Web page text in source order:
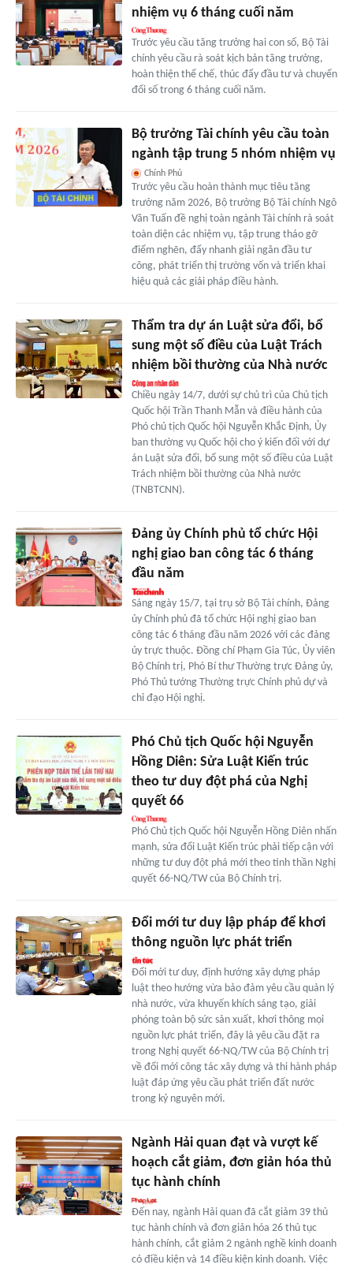
nhiệm vụ 6 tháng cuối năm
Trước yêu cầu tăng trưởng hai con số, Bộ Tài
chính yêu cầu rà soát kịch bản tăng trưởng,
hoàn thiện thể chế, thúc đẩy đầu tư và chuyển
đổi số trong 6 tháng cuối năm.
Bộ trưởng Tài chính yêu cầu toàn
ngành tập trung 5 nhóm nhiệm vụ
Chính Phủ
Trước yêu cầu hoàn thành mục tiêu tăng
trưởng năm 2026, Bộ trưởng Bộ Tài chính Ngô
Văn Tuấn đề nghị toàn ngành Tài chính rà soát
toàn diện các nhiệm vụ, tập trung tháo gỡ
điểm nghẽn, đẩy nhanh giải ngân đầu tư
công, phát triển thị trường vốn và triển khai
hiệu quả các giải pháp điều hành.
Thẩm tra dự án Luật sửa đổi, bổ
sung một số điều của Luật Trách
nhiệm bồi thường của Nhà nước
Chiều ngày 14/7, dưới sự chủ trì của Chủ tịch
Quốc hội Trần Thanh Mẫn và điều hành của
Phó chủ tịch Quốc hội Nguyễn Khắc Định, Ủy
ban thường vụ Quốc hội cho ý kiến đối với dự
án Luật sửa đổi, bổ sung một số điều của Luật
Trách nhiệm bồi thường của Nhà nước
(TNBTCNN).
Đảng ủy Chính phủ tổ chức Hội
nghị giao ban công tác 6 tháng
đầu năm
Sáng ngày 15/7, tại trụ sở Bộ Tài chính, Đảng
ủy Chính phủ đã tổ chức Hội nghị giao ban
công tác 6 tháng đầu năm 2026 với các đảng
ủy trực thuộc. Đồng chí Phạm Gia Túc, Ủy viên
Bộ Chính trị, Phó Bí thư Thường trực Đảng ủy,
Phó Thủ tướng Thường trực Chính phủ dự và
chỉ đạo Hội nghị.
Phó Chủ tịch Quốc hội Nguyễn
Hồng Diên: Sửa Luật Kiến trúc
theo tư duy đột phá của Nghị
quyết 66
Phó Chủ tịch Quốc hội Nguyễn Hồng Diên nhấn
mạnh, sửa đổi Luật Kiến trúc phải tiếp cận với
những tư duy đột phá mới theo tinh thần Nghị
quyết 66-NQ/TW của Bộ Chính trị.
Đổi mới tư duy lập pháp để khơi
thông nguồn lực phát triển
Đổi mới tư duy, định hướng xây dựng pháp
luật theo hướng vừa bảo đảm yêu cầu quản lý
nhà nước, vừa khuyến khích sáng tạo, giải
phóng toàn bộ sức sản xuất, khơi thông mọi
nguồn lực phát triển, đây là yêu cầu đặt ra
trong Nghị quyết 66-NQ/TW của Bộ Chính trị
về đổi mới công tác xây dựng và thi hành pháp
luật đáp ứng yêu cầu phát triển đất nước
trong kỷ nguyên mới.
Ngành Hải quan đạt và vượt kế
hoạch cắt giảm, đơn giản hóa thủ
tục hành chính
Đến nay, ngành Hải quan đã cắt giảm 39 thủ
tục hành chính và đơn giản hóa 26 thủ tục
hành chính, cắt giảm 2 ngành nghề kinh doanh
có điều kiện và 14 điều kiện kinh doanh. Việc